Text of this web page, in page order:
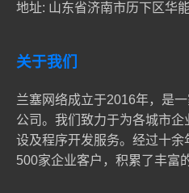
地址: 山东省济南市历下区华
关于我们
兰塞网络成立于2016年，是
公司。我们致力于为各城市
设及程序开发服务。经过十
500家企业客户，积累了丰富